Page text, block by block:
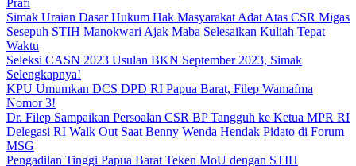
Prafi
Simak Uraian Dasar Hukum Hak Masyarakat Adat Atas CSR Migas
Sesepuh STIH Manokwari Ajak Maba Selesaikan Kuliah Tepat
Waktu
Seleksi CASN 2023 Usulan BKN September 2023, Simak
Selengkapnya!
KPU Umumkan DCS DPD RI Papua Barat, Filep Wamafma
Nomor 3!
Dr. Filep Sampaikan Persoalan CSR BP Tangguh ke Ketua MPR RI
Delegasi RI Walk Out Saat Benny Wenda Hendak Pidato di Forum
MSG
Pengadilan Tinggi Papua Barat Teken MoU dengan STIH